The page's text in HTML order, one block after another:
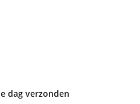
dag verzonden